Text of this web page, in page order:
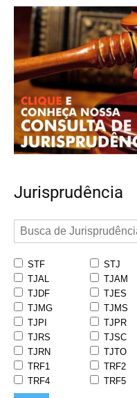
Jurisprudência
STF STJ
TJAL
TJAM
TJDF
TJES
TJMG
TJMS
TJPI
TJPR
TJRS
TJSC
TJRN
TJTO
TRF1
TRF2
TRF4
TRF5